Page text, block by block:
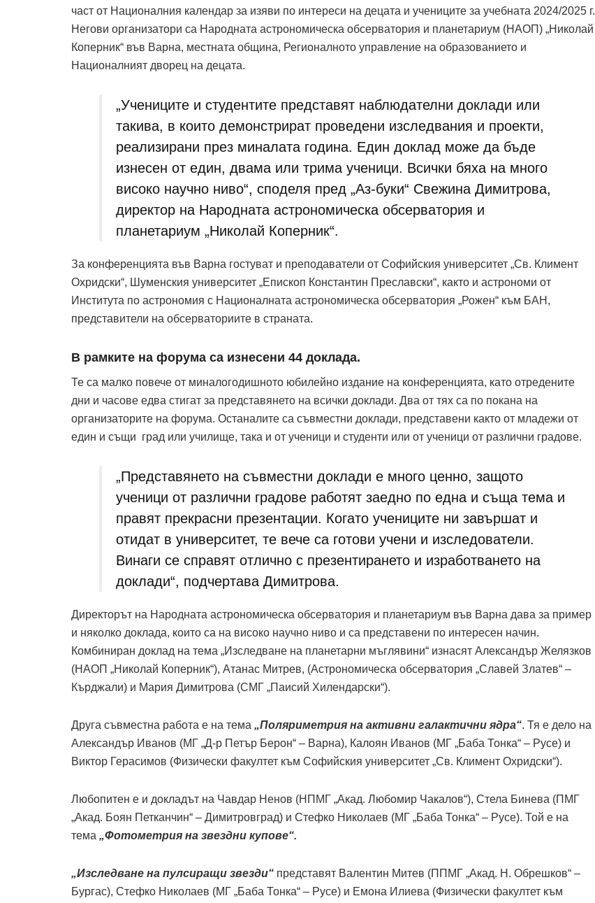
част от Националния календар за изяви по интереси на децата и учениците за учебната 2024/2025 г.
Негови организатори са Народната астрономическа обсерватория и планетариум (НАОП) „Николай
Коперник“ във Варна, местната община, Регионалното управление на образованието и
Националният дворец на децата.
„Учениците и студентите представят наблюдателни доклади или
такива, в които демонстрират проведени изследвания и проекти,
реализирани през миналата година. Един доклад може да бъде
изнесен от един, двама или трима ученици. Всички бяха на много
високо научно ниво“, споделя пред „Аз-буки“ Свежина Димитрова,
директор на Народната астрономическа обсерватория и
планетариум „Николай Коперник“.
За конференцията във Варна гостуват и преподаватели от Софийския университет „Св. Климент
Охридски“, Шуменския университет „Епископ Константин Преславски“, както и астрономи от
Института по астрономия с Националната астрономическа обсерватория „Рожен“ към БАН,
представители на обсерваториите в страната.
В рамките на форума са изнесени 44 доклада.
Те са малко повече от миналогодишното юбилейно издание на конференцията, като отредените
дни и часове едва стигат за представянето на всички доклади. Два от тях са по покана на
организаторите на форума. Останалите са съвместни доклади, представени както от младежи от
един и същи град или училище, така и от ученици и студенти или от ученици от различни градове.
„Представянето на съвместни доклади е много ценно, защото
ученици от различни градове работят заедно по една и съща тема и
правят прекрасни презентации. Когато учениците ни завършат и
отидат в университет, те вече са готови учени и изследователи.
Винаги се справят отлично с презентирането и изработването на
доклади“, подчертава Димитрова.
Директорът на Народната астрономическа обсерватория и планетариум във Варна дава за пример
и няколко доклада, които са на високо научно ниво и са представени по интересен начин.
Комбиниран доклад на тема „Изследване на планетарни мъглявини“ изнасят Александър Желязков
(НАОП „Николай Коперник“), Атанас Митрев, (Астрономическа обсерватория „Славей Златев“ –
Кърджали) и Мария Димитрова (СМГ „Паисий Хилендарски“).
Друга съвместна работа е на тема „Поляриметрия на активни галактични ядра“. Тя е дело на
Александър Иванов (МГ „Д-р Петър Берон“ – Варна), Калоян Иванов (МГ „Баба Тонка“ – Русе) и
Виктор Герасимов (Физически факултет към Софийския университет „Св. Климент Охридски“).
Любопитен е и докладът на Чавдар Ненов (НПМГ „Акад. Любомир Чакалов“), Стела Бинева (ПМГ
„Акад. Боян Петканчин“ – Димитровград) и Стефко Николаев (МГ „Баба Тонка“ – Русе). Той е на
тема „Фотометрия на звездни купове“.
„Изследване на пулсиращи звезди“ представят Валентин Митев (ППМГ „Акад. Н. Обрешков“ –
Бургас), Стефко Николаев (МГ „Баба Тонка“ – Русе) и Емона Илиева (Физически факултет към